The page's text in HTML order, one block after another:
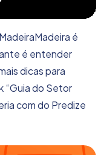
é
é entender
dicas para
“Guia do Setor
com do Predize